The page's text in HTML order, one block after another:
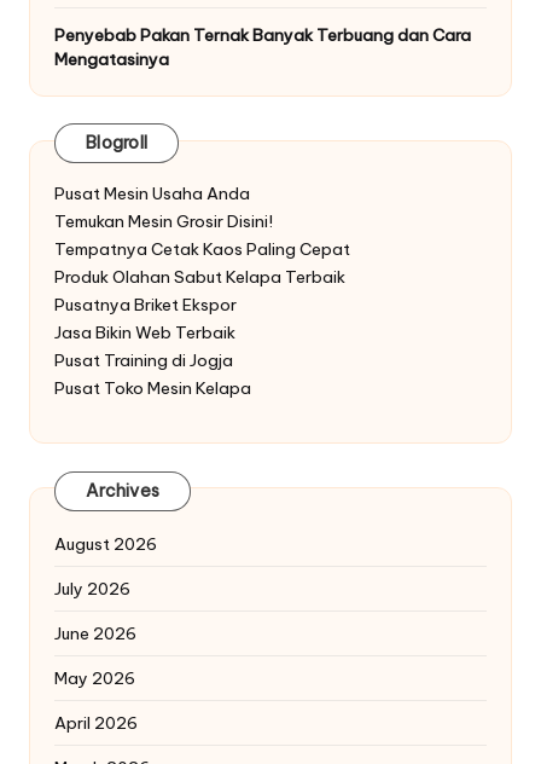
Penyebab Pakan Ternak Banyak Terbuang dan Cara
Mengatasinya
Blogroll
Pusat Mesin Usaha Anda
Temukan Mesin Grosir Disini!
Tempatnya Cetak Kaos Paling Cepat
Produk Olahan Sabut Kelapa Terbaik
Pusatnya Briket Ekspor
Jasa Bikin Web Terbaik
Pusat Training di Jogja
Pusat Toko Mesin Kelapa
Archives
August 2026
July 2026
June 2026
May 2026
April 2026